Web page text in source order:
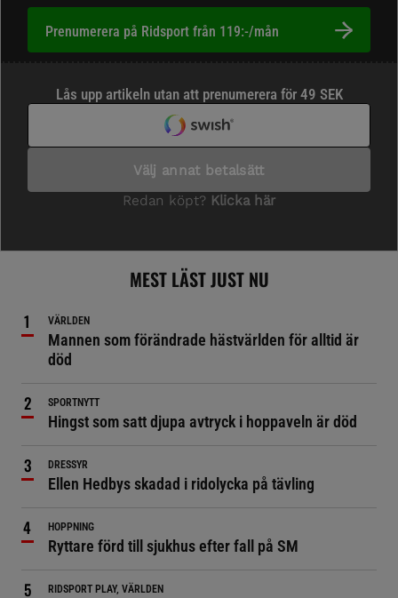
Prenumerera på Ridsport från 119:-/mån
MEST LÄST JUST NU
VÄRLDEN
Mannen som förändrade hästvärlden för alltid är
död
SPORTNYTT
Hingst som satt djupa avtryck i hoppaveln är död
DRESSYR
Ellen Hedbys skadad i ridolycka på tävling
HOPPNING
Ryttare förd till sjukhus efter fall på SM
RIDSPORT PLAY, VÄRLDEN